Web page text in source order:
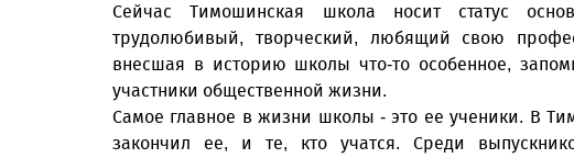
Сейчас Тимошинская школа носит статус
трудолюбивый, творческий, любящий свою
внесшая в историю школы что-то особенное,
участники общественной жизни.
Самое главное в жизни школы - это ее ученики. В
закончил ее, и те, кто учатся. Среди